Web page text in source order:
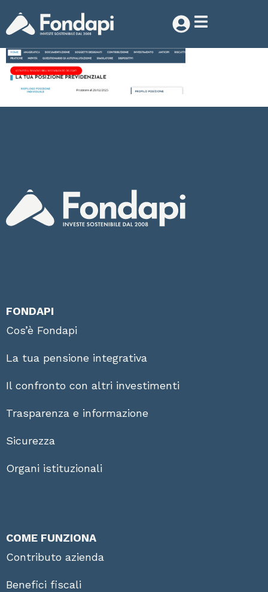
FONDAPI
Cos’è Fondapi
La tua pensione integrativa
Il confronto con altri investimenti
Trasparenza e informazione
Sicurezza
Organi istituzionali
COME FUNZIONA
Contributo azienda
Benefici fiscali